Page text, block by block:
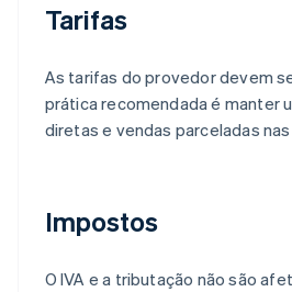
Tarifas
As tarifas do provedor devem
prática recomendada é manter
diretas e vendas parceladas nas
Impostos
O IVA e a tributação não são